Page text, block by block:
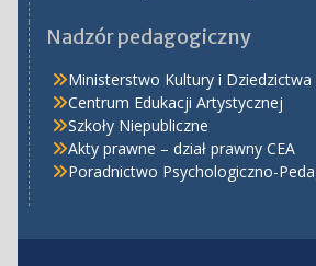
Nadzór pedagogiczny
Ministerstwo Kultury i
Centrum Edukacji Artystycznej
Szkoły Niepubliczne
Akty prawne – dział prawny CEA
Poradnictwo Psychologiczno-